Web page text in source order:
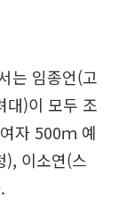
는 임종언(고
대)이 모두 조
자 500ｍ 예
), 이소연(스